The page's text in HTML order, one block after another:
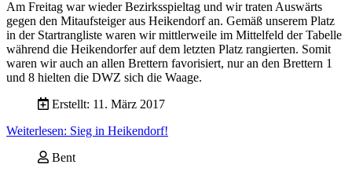
Am Freitag war wieder Bezirksspieltag und wir traten Auswärts
gegen den Mitaufsteiger aus Heikendorf an. Gemäß unserem Platz
in der Startrangliste waren wir mittlerweile im Mittelfeld der Tabelle
während die Heikendorfer auf dem letzten Platz rangierten. Somit
waren wir auch an allen Brettern favorisiert, nur an den Brettern 1
und 8 hielten die DWZ sich die Waage.
Erstellt: 11. März 2017
Weiterlesen: Sieg in Heikendorf!
Bent